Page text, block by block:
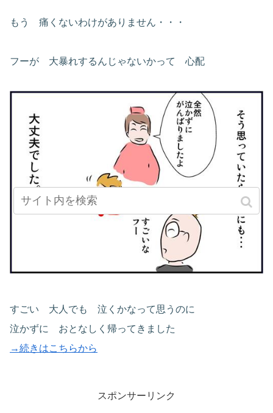
もう 痛くないわけがありません・・・
フーが 大暴れするんじゃないかって 心配
すごい 大人でも 泣くかなって思うのに
泣かずに おとなしく帰ってきました
→続きはこちらから
スポンサーリンク